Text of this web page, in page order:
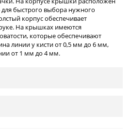
для быстрого выбора нужного
корпус обеспечивает
На крышках имеются
которые обеспечивают
линии у кисти от 0,5 мм до 6 мм,
от 1 мм до 4 мм.